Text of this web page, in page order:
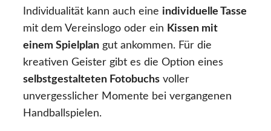
Individualität kann auch eine individuelle Tasse
mit dem Vereinslogo oder ein Kissen mit
einem Spielplan gut ankommen. Für die
kreativen Geister gibt es die Option eines
selbstgestalteten Fotobuchs voller
unvergesslicher Momente bei vergangenen
Handballspielen.